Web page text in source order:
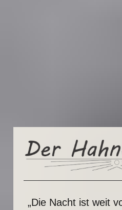
„Die Nacht ist weit